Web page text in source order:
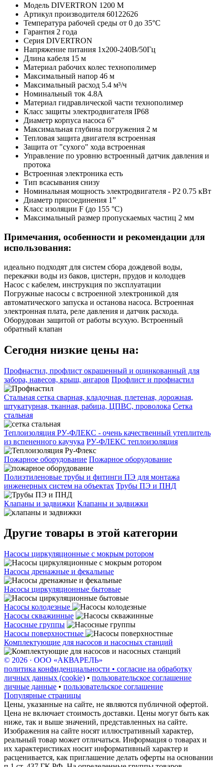
Модель DIVERTRON 1200 M
Артикул производителя 60122626
Температура рабочей среды от 0 до 35°C
Гарантия 2 года
Серия DIVERTRON
Напряжение питания 1х200-240В/50Гц
Длина кабеля 15 м
Материал рабочих колес технополимер
Максимальный напор 46 м
Максимальный расход 5.4 м³/ч
Номинальный ток 4.8А
Материал гидравлической части технополимер
Класс защиты электродвигателя IP68
Диаметр корпуса насоса 6”
Максимальная глубина погружения 2 м
Тепловая защита двигателя встроенная
Защита от "сухого" хода встроенная
Управление по уровню встроенный датчик давления и
протока
Встроенная электроника есть
Тип всасывания снизу
Номинальная мощность электродвигателя - P2 0.75 кВт
Диаметр присоединения 1”
Класс изоляции F (до 155 °C)
Максимальный размер пропускаемых частиц 2 мм
Примечания, особенности и рекомендации для
использования:
идеально подходят для систем сбора дождевой воды,
перекачки воды из баков, цистерн, прудов и колодцев
Насос с кабелем, инструкция по эксплуатации
Погружные насосы с встроенной электроникой для
автоматического запуска и останова насоса. Встроенная
электронная плата, реле давления и датчик расхода.
Оборудован защитой от работы всухую. Встроенный
обратный клапан
Сегодня низкие цены на:
Профнастил, профлист окрашенный и оцинкованный для
забора, навесов, крыш, ангаров Профлист и профнастил
Стальная сетка сварная, кладочная, плетеная, дорожная,
штукатурная, тканная, рабица, ЦПВС, проволока Сетка
стальная
Теплоизоляция РУ-ФЛЕКС - очень качественный утеплитель
из вспененного каучука РУ-ФЛЕКС теплоизоляция
Пожарное оборудование Пожарное оборудование
Полиэтиленовые трубы и фитинги ПЭ для монтажа
инженерных систем на объектах Трубы ПЭ и ПНД
Клапаны и задвижки Клапаны и задвижки
Другие товары в этой категории
Насосы циркуляционные с мокрым ротором
Насосы дренажные и фекальные
Насосы циркуляционные бытовые
Насосы колодезные
Насосы скважинные
Насосные группы
Насосы поверхностные
Комплектующие для насосов и насосных станций
© 2026 · ООО «АКВАРЕЛЬ»
политика конфиденциальности • согласие на обработку
личных данных (cookie) • пользовательское соглашение
личные данные • пользовательское соглашение
Популярные страницы
Цены, указанные на сайте, не являются публичной офертой.
Цена не включает стоимость доставки. Цены могут быть как
ниже, так и выше значений, представленных на сайте.
Изображения на сайте носят иллюстративный характер,
реальный товар может отличаться. Информация о товарах и
их характеристиках носит информативный характер и
расценивается, как приглашение делать оферты на основании